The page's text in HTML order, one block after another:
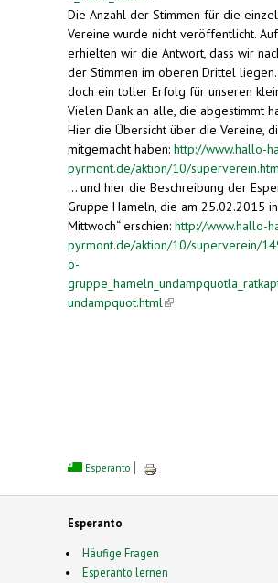
Die Anzahl der Stimmen für die
Vereine wurde nicht veröffentlicht.
erhielten wir die Antwort, dass wir
der Stimmen im oberen Drittel liegen.
doch ein toller Erfolg für unseren
Vielen Dank an alle, die abgestimmt
Hier die Übersicht über die Vereine,
mitgemacht haben: http://www.hallo-
pyrmont.de/aktion/10/
... und hier die Beschreibung der
Gruppe Hameln, die am 25.02.2015
Mittwoch“ erschien: http://www.hallo-
pyrmont.de/aktion/10/superverein/
o-
undampquot.html(link is external)
Esperanto
Esperanto
Häufige Fragen
Esperanto lernen